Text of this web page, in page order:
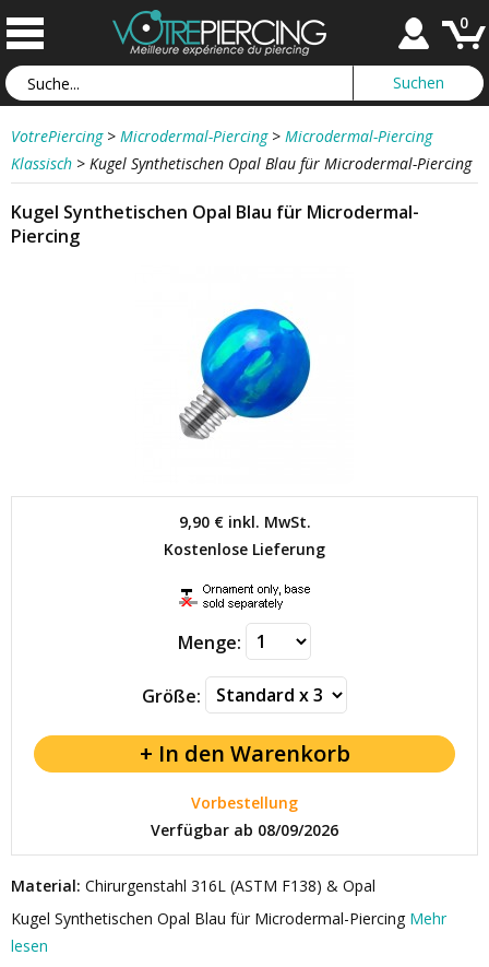
0
VotrePiercing > Microdermal-Piercing > Microdermal-Piercing
Klassisch > Kugel Synthetischen Opal Blau für Microdermal-Piercing
Kugel Synthetischen Opal Blau für Microdermal-
Piercing
9,90 €inkl. MwSt.
Kostenlose Lieferung
Menge:
Größe:
Vorbestellung
Verfügbar ab 08/09/2026
Material: Chirurgenstahl 316L (ASTM F138) & Opal
Kugel Synthetischen Opal Blau für Microdermal-Piercing Mehr
lesen